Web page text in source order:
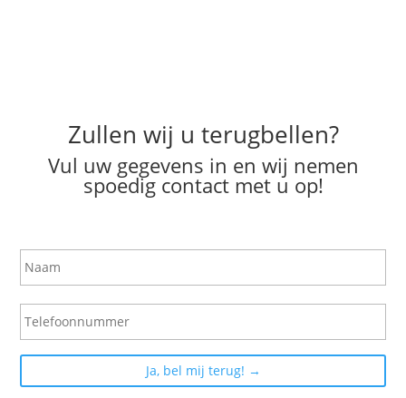
Zullen wij u terugbellen?
Vul uw gegevens in en wij nemen
spoedig contact met u op!
N
a
T
e
o